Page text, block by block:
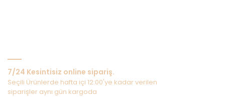
7/24 Kesintisiz online sipariş.
Seçili Ürünlerde hafta içi 12:00'ye kadar verilen
siparişler aynı gün kargoda